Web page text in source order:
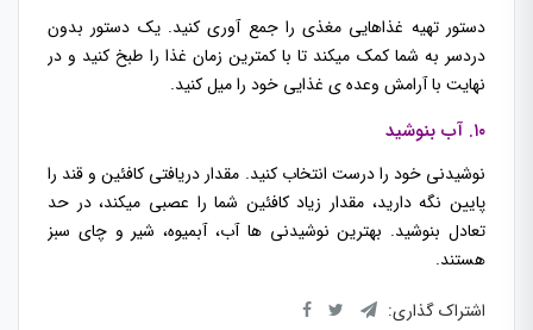
دستور تهیه غذاهایی مغذی را جمع آوری کنید. یک دستور بدون
دردسر به شما کمک میکند تا با کمترین زمان غذا را طبخ کنید و در
نهایت با آرامش وعده ی غذایی خود را میل کنید.
۱۰. آب بنوشید
نوشیدنی خود را درست انتخاب کنید. مقدار دریافتی کافئین و قند را
پایین نگه دارید، مقدار زیاد کافئین شما را عصبی میکند، در حد
تعادل بنوشید. بهترین نوشیدنی ها آب، آبمیوه، شیر و چای سبز
هستند.
اشتراک گذاری: